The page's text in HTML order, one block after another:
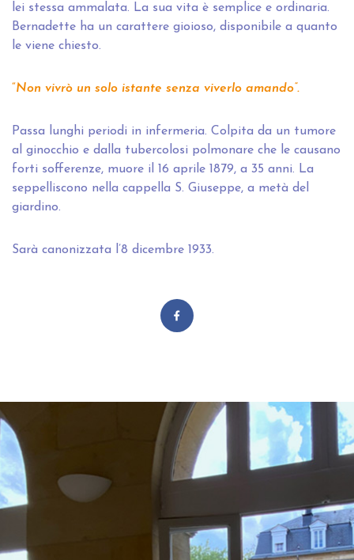
lei stessa ammalata. La sua vita è semplice e ordinaria.
Bernadette ha un carattere gioioso, disponibile a quanto
le viene chiesto.
“Non vivrò un solo istante senza viverlo amando”.
Passa lunghi periodi in infermeria. Colpita da un tumore
al ginocchio e dalla tubercolosi polmonare che le causano
forti sofferenze, muore il 16 aprile 1879, a 35 anni. La
seppelliscono nella cappella S. Giuseppe, a metà del
giardino.
Sarà canonizzata l’8 dicembre 1933.